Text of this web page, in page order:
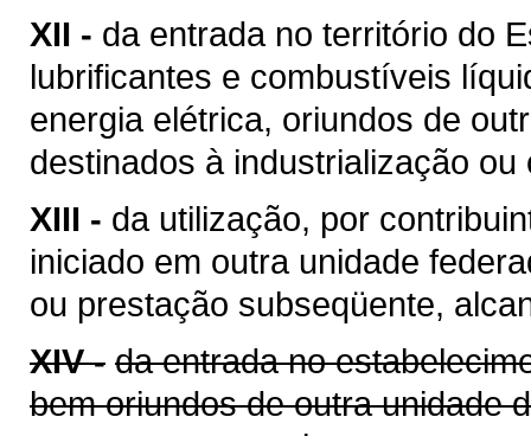
XII - da entrada no território do
lubrificantes e combustíveis
energia elétrica, oriundos de
destinados à industrialização
XIII - da utilização, por
iniciado em outra unidade
ou prestação subseqüente,
XIV - da entrada no
bem oriundos de outra unidade